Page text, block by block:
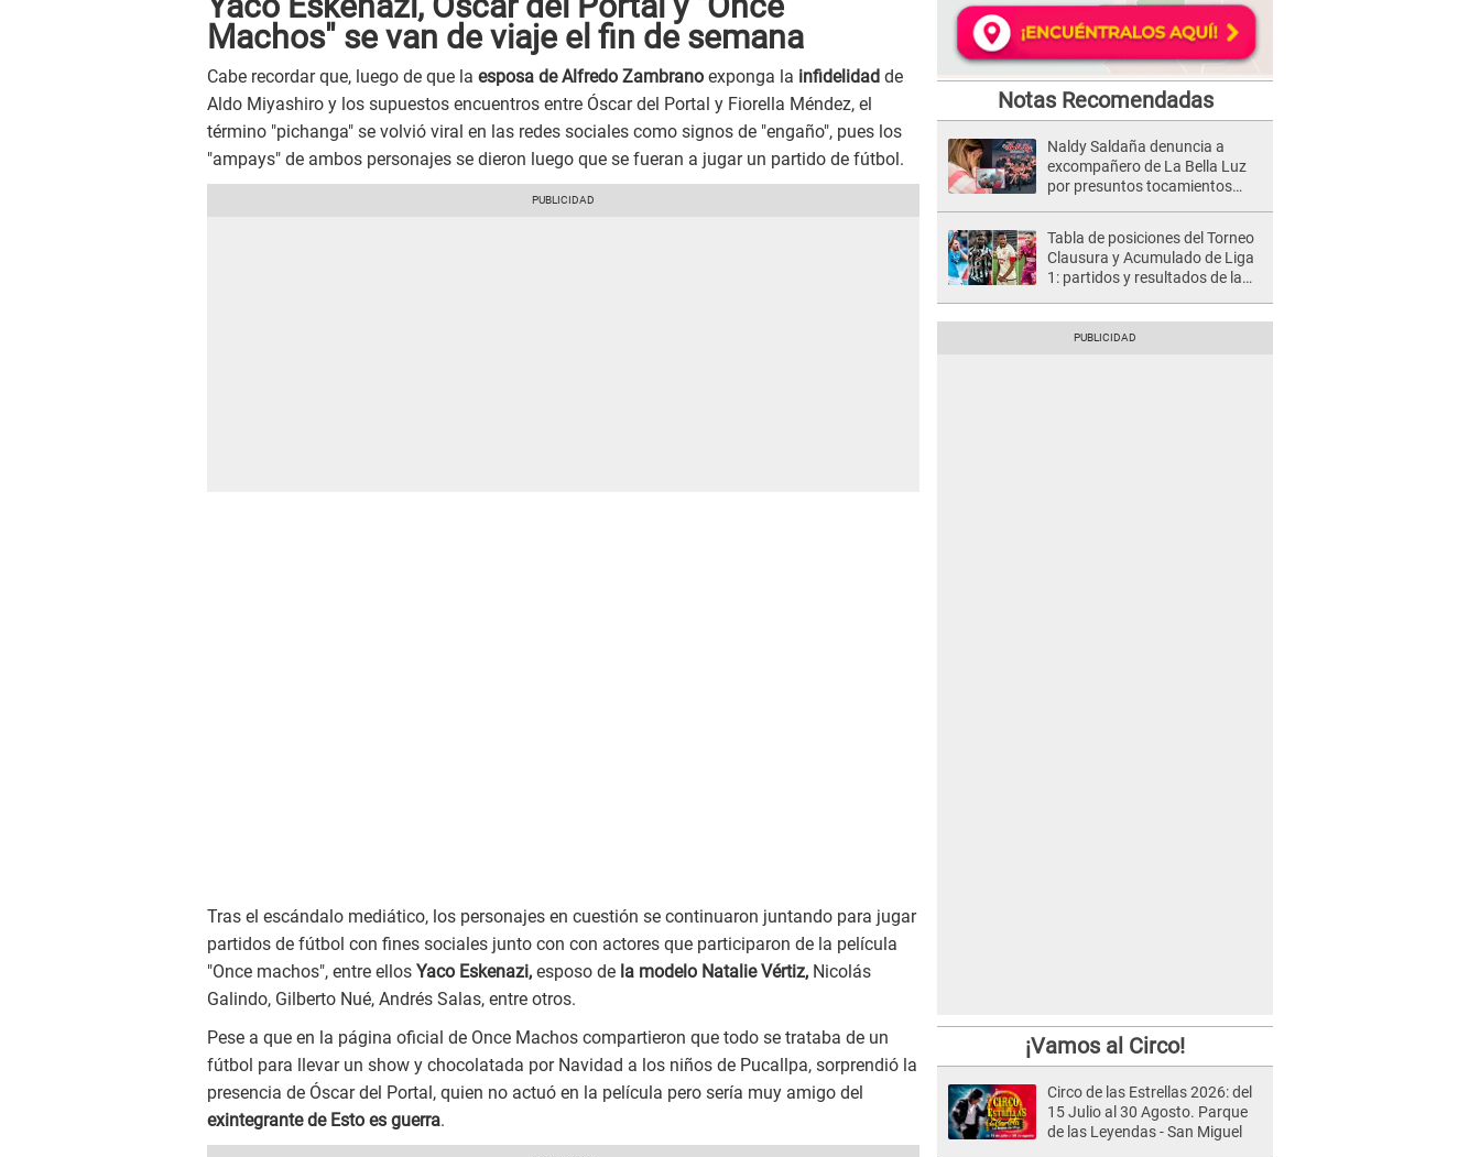
Machos" se van de viaje el fin de semana
Cabe recordar que, luego de que la esposa de Alfredo Zambrano exponga la infidelidad de
Aldo Miyashiro y los supuestos encuentros entre Óscar del Portal y Fiorella Méndez, el
término "pichanga" se volvió viral en las redes sociales como signos de "engaño", pues los
"ampays" de ambos personajes se dieron luego que se fueran a jugar un partido de fútbol.
Tras el escándalo mediático, los personajes en cuestión se continuaron juntando para jugar
partidos de fútbol con fines sociales junto con con actores que participaron de la película
"Once machos", entre ellos Yaco Eskenazi, esposo de la modelo Natalie Vértiz, Nicolás
Galindo, Gilberto Nué, Andrés Salas, entre otros.
Pese a que en la página oficial de Once Machos compartieron que todo se trataba de un
fútbol para llevar un show y chocolatada por Navidad a los niños de Pucallpa, sorprendió la
presencia de Óscar del Portal, quien no actuó en la película pero sería muy amigo del
exintegrante de Esto es guerra.
Notas Recomendadas
Naldy Saldaña denuncia a
excompañero de La Bella Luz
por presuntos tocamientos
Tabla de posiciones del Torneo
Clausura y Acumulado de Liga
1: partidos y resultados de la
¡Vamos al Circo!
Circo de las Estrellas 2026: del
15 Julio al 30 Agosto. Parque
de las Leyendas - San Miguel